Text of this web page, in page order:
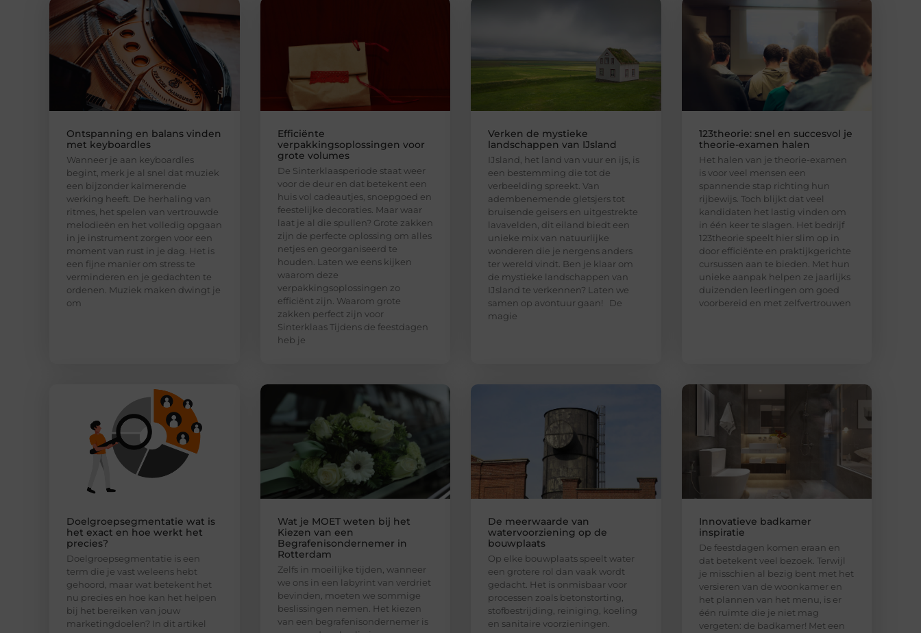
Ontspanning en balans vinden
met keyboardles
Wanneer je aan keyboardles
begint, merk je al snel dat muziek
een bijzonder kalmerende
werking heeft. De herhaling van
ritmes, het spelen van vertrouwde
melodieën en het volledig opgaan
in je instrument zorgen voor een
moment van rust in je dag. Het is
een fijne manier om stress te
verminderen en je gedachten te
ordenen. Muziek maken dwingt je
om
Efficiënte
verpakkingsoplossingen voor
grote volumes
De Sinterklaasperiode staat weer
voor de deur en dat betekent een
huis vol cadeautjes, snoepgoed en
feestelijke decoraties. Maar waar
laat je al die spullen? Grote zakken
zijn de perfecte oplossing om alles
netjes en georganiseerd te
houden. Laten we eens kijken
waarom deze
verpakkingsoplossingen zo
efficiënt zijn. Waarom grote
zakken perfect zijn voor
Sinterklaas Tijdens de feestdagen
heb je
Verken de mystieke
landschappen van IJsland
IJsland, het land van vuur en ijs, is
een bestemming die tot de
verbeelding spreekt. Van
adembenemende gletsjers tot
bruisende geisers en uitgestrekte
lavavelden, dit eiland biedt een
unieke mix van natuurlijke
wonderen die je nergens anders
ter wereld vindt. Ben je klaar om
de mystieke landschappen van
IJsland te verkennen? Laten we
samen op avontuur gaan! De
magie
123theorie: snel en succesvol je
theorie-examen halen
Het halen van je theorie-examen
is voor veel mensen een
spannende stap richting hun
rijbewijs. Toch blijkt dat veel
kandidaten het lastig vinden om
in één keer te slagen. Het bedrijf
123theorie speelt hier slim op in
door efficiënte en praktijkgerichte
cursussen aan te bieden. Met hun
unieke aanpak helpen ze jaarlijks
duizenden leerlingen om goed
voorbereid en met zelfvertrouwen
Doelgroepsegmentatie wat is
het exact en hoe werkt het
precies?
Doelgroepsegmentatie is een
term die je vast weleens hebt
gehoord, maar wat betekent het
nu precies en hoe kan het helpen
bij het bereiken van jouw
marketingdoelen? In dit artikel
Wat je MOET weten bij het
Kiezen van een
Begrafenisondernemer in
Rotterdam
Zelfs in moeilijke tijden, wanneer
we ons in een labyrint van verdriet
bevinden, moeten we sommige
beslissingen nemen. Het kiezen
van een begrafenisondernemer is
De meerwaarde van
watervoorziening op de
bouwplaats
Op elke bouwplaats speelt water
een grotere rol dan vaak wordt
gedacht. Het is onmisbaar voor
processen zoals betonstorting,
stofbestrijding, reiniging, koeling
en sanitaire voorzieningen.
Innovatieve badkamer
inspiratie
De feestdagen komen eraan en
dat betekent veel bezoek. Terwijl
je misschien al bezig bent met het
versieren van de woonkamer en
het plannen van het menu, is er
één ruimte die je niet mag
vergeten: de badkamer! Met een